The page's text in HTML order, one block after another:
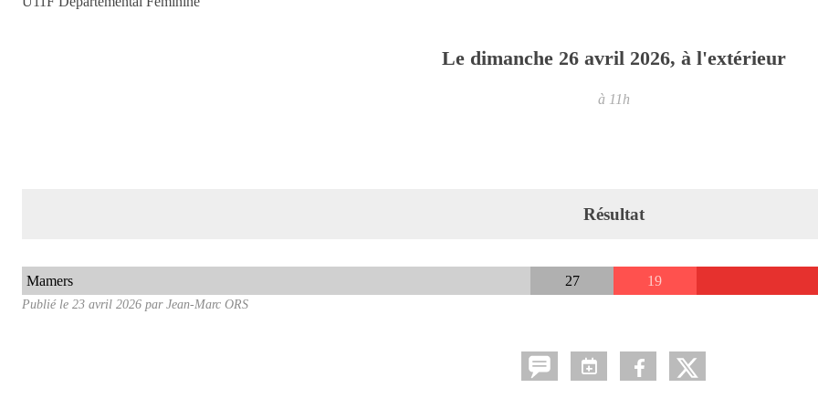
Le dimanche 26 avril 2026, à l'extérieur
à 11h
Résultat
Mamers 27 19
Publié le 23 avril 2026 par Jean-Marc ORS